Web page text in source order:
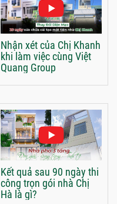
Nhận xét của Chị Khanh
khi làm việc cùng Việt
Quang Group
Kết quả sau 90 ngày thi
công trọn gói nhà Chị
Hà là gì?